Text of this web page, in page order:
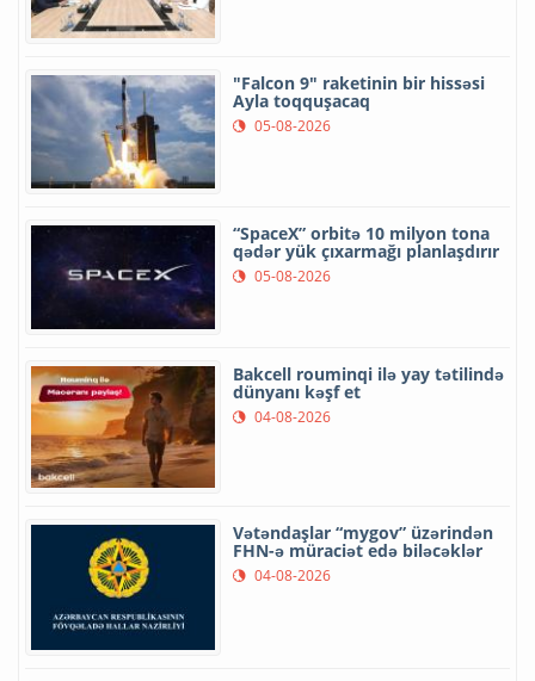
"Falcon 9" raketinin bir hissəsi
Ayla toqquşacaq
05-08-2026
“SpaceX” orbitə 10 milyon tona
qədər yük çıxarmağı planlaşdırır
05-08-2026
Bakcell rouminqi ilə yay tətilində
dünyanı kəşf et
04-08-2026
Vətəndaşlar “mygov” üzərindən
FHN-ə müraciət edə biləcəklər
04-08-2026